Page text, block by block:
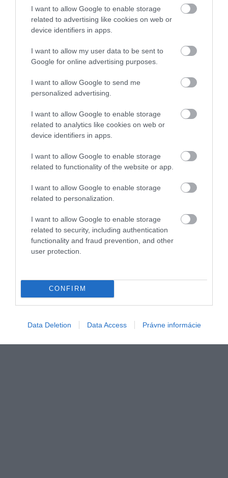
I want to allow Google to enable storage
related to advertising like cookies on web or
device identifiers in apps.
I want to allow my user data to be sent to
Google for online advertising purposes.
I want to allow Google to send me
personalized advertising.
I want to allow Google to enable storage
related to analytics like cookies on web or
device identifiers in apps.
I want to allow Google to enable storage
related to functionality of the website or app.
I want to allow Google to enable storage
related to personalization.
I want to allow Google to enable storage
related to security, including authentication
functionality and fraud prevention, and other
user protection.
CONFIRM
Data Deletion Data Access Právne informácie
Vianočné električky, autobusy a trolejbusy:
kde všade ich nájdete?
vyzdobené vozidlá mestskej hromadnej dopravy
skôr…